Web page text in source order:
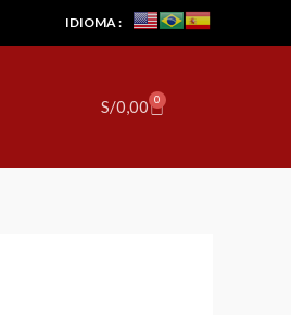
IDIOMA :
S/0,00 0 Cart